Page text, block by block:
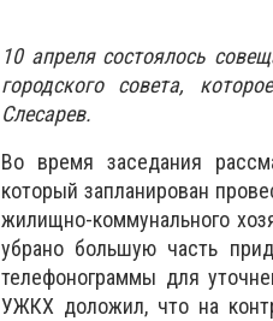
10 апреля состоялось
городского совета,
Слесарев.
Во время заседания
который запланирован
жилищно-коммунального
убрано большую часть
телефонограммы для
УЖКХ доложил, что на